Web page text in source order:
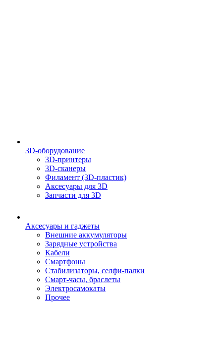
3D-оборудование
3D-принтеры
3D-сканеры
Филамент (3D-пластик)
Аксесуары для 3D
Запчасти для 3D
Аксесуары и гаджеты
Внешние аккумуляторы
Зарядные устройства
Кабели
Смартфоны
Стабилизаторы, селфи-палки
Смарт-часы, браслеты
Электросамокаты
Прочее